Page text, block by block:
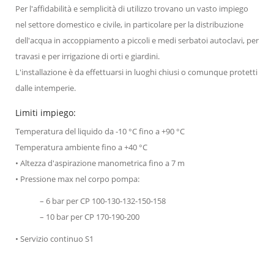
Per l'affidabilità e semplicità di utilizzo trovano un vasto impiego
nel settore domestico e civile, in particolare per la distribuzione
dell'acqua in accoppiamento a piccoli e medi serbatoi autoclavi, per
travasi e per irrigazione di orti e giardini.
L'installazione è da effettuarsi in luoghi chiusi o comunque protetti
dalle intemperie.
Limiti impiego:
Temperatura del liquido da -10 °C fino a +90 °C
Temperatura ambiente fino a +40 °C
• Altezza d'aspirazione manometrica fino a 7 m
• Pressione max nel corpo pompa:
– 6 bar per CP 100-130-132-150-158
– 10 bar per CP 170-190-200
• Servizio continuo S1